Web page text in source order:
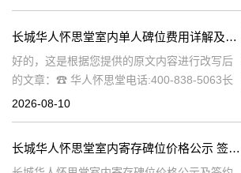
长城华人怀思堂室内单人碑位费用详解及追思厅使用优惠说明
好的，这是根据您提供的原文内容进行改写后
的文章：☎ 华人怀思堂电话:400-838-5063长
城华人怀思堂室内单人碑位费用明细及追思厅
2026-08-10
长城华人怀思堂室内寄存碑位价格公示 签约立减配套礼包详解